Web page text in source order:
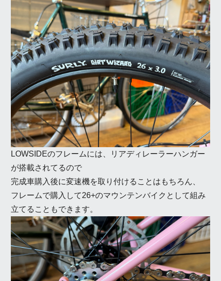
LOWSIDEのフレームには、
リアディレーラーハンガー
が搭載されてるので
完成車購入後に変速機を取り付けることはもちろん、
フレームで購入して26+のマウンテンバイクとして組み
立てることもできます。